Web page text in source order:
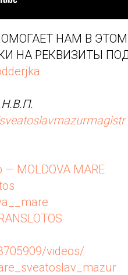
НАМ В
НА РЕКВИЗИТЫ
MOLDOVA MARE
videos/